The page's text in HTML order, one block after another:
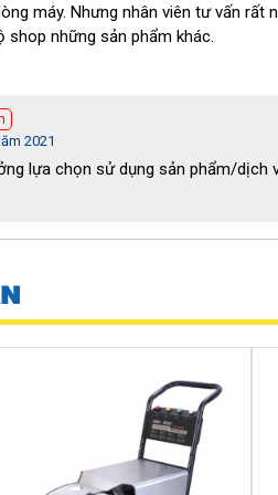
bơm rửa xe Palada PD 70/1.8
nhu cầu làm việc mà không cần
ổ cắm điện như thế nào.
được trang bị là động cơ từ, nên
hỏng máy.
máy. Nhưng nhân viên tư vấn rất
những sản phẩm khác.
2021
lựa chọn sử dụng sản phẩm/dịch